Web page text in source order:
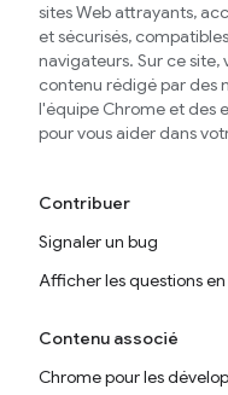
sites Web attrayants,
et sécurisés,
navigateurs. Sur ce site,
contenu rédigé par des
l'équipe Chrome et des
pour vous aider dans
Contribuer
Signaler un bug
Afficher les questions en
Contenu associé
Chrome pour les